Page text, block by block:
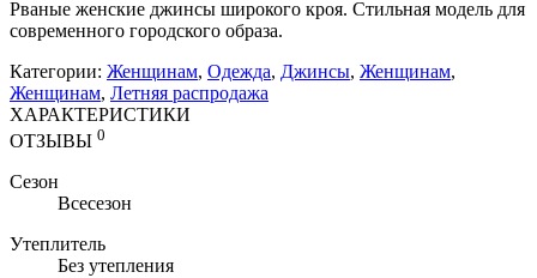
Рваные женские джинсы широкого кроя. Стильная модель для
современного городского образа.
Категории: Женщинам, Одежда, Джинсы, Женщинам,
Женщинам, Летняя распродажа
ХАРАКТЕРИСТИКИ
ОТЗЫВЫ 0
Сезон
Всесезон
Утеплитель
Без утепления